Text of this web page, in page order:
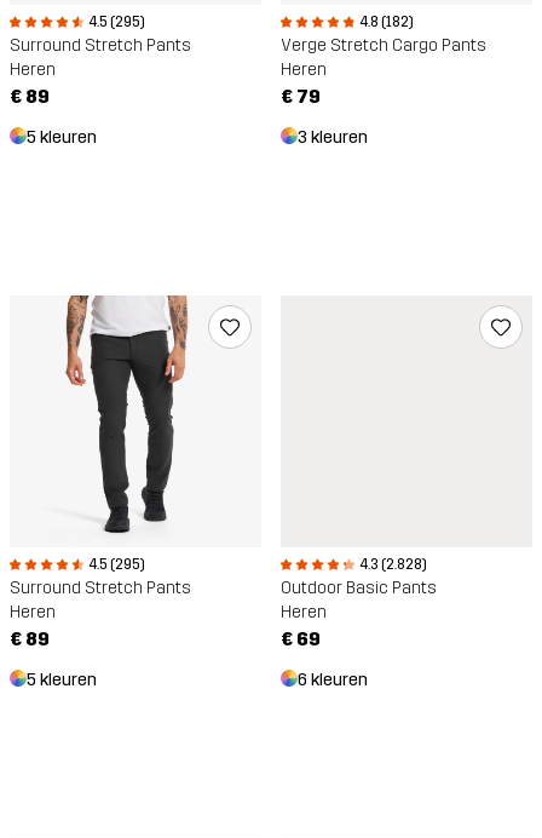
4.5 (295)
Surround Stretch Pants
Heren
€ 89
5 kleuren
4.8 (182)
Verge Stretch Cargo Pants
Heren
€ 79
3 kleuren
4.5 (295)
Surround Stretch Pants
Heren
€ 89
5 kleuren
4.3 (2.828)
Outdoor Basic Pants
Heren
€ 69
6 kleuren